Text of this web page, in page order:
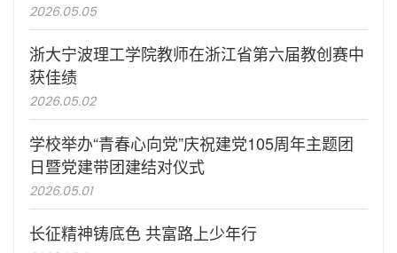
2026.05.05
浙大宁波理工学院教师在浙江省第六届教创赛中
获佳绩
2026.05.02
学校举办“青春心向党”庆祝建党105周年主题团
日暨党建带团建结对仪式
2026.05.01
长征精神铸底色 共富路上少年行